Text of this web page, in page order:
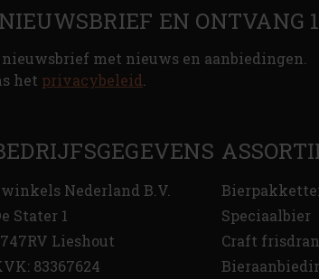
EN ONTVANG
met nieuws en aanbiedingen.
het privacybeleid.
Nederland B.V.
Stater 1
Lieshout
83367624
Speciaalbier
Craft